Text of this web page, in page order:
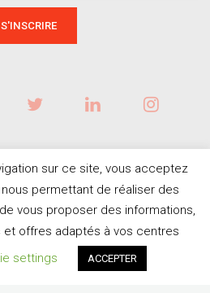
droits réservés
BESOIN D'AIDE ?
sur ce site, vous acceptez
permettant de réaliser des
vous proposer des informations,
et offres adaptés à vos centres
settings ACCEPTER